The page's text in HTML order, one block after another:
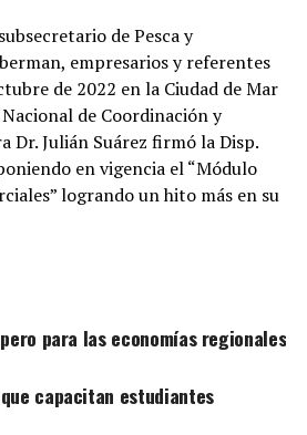
de Pesca y
empresarios y referentes
de 2022 en la Ciudad de Mar
de Coordinación y
Dr. Julián Suárez firmó la Disp.
en vigencia el “Módulo
logrando un hito más en su
para las economías regionales
capacitan estudiantes